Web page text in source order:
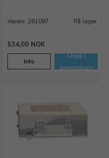
Varenr. 261097 På lager
534,00 NOK
Info
Legg i
handlekurv